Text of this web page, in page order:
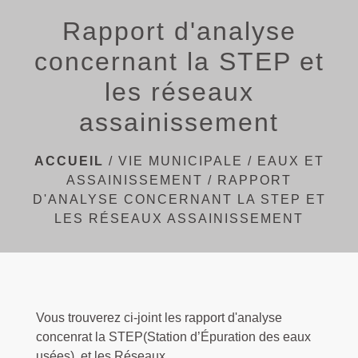
Rapport d'analyse
concernant la STEP et
les réseaux
assainissement
ACCUEIL / VIE MUNICIPALE / EAUX ET
ASSAINISSEMENT / RAPPORT
D'ANALYSE CONCERNANT LA STEP ET
LES RÉSEAUX ASSAINISSEMENT
Vous trouverez ci-joint les rapport d'analyse
concenrat la STEP(Station d’Épuration des eaux